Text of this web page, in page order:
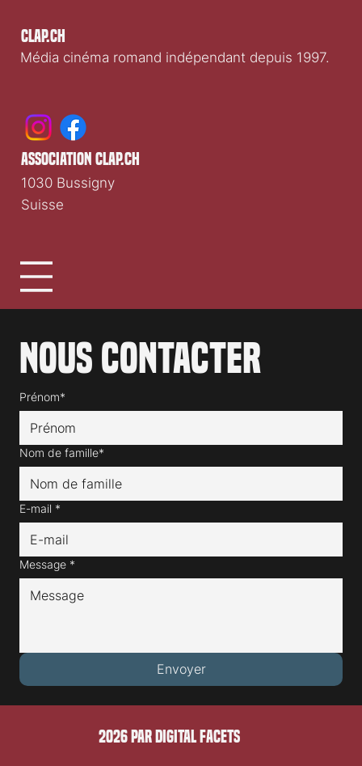
Clap.ch
Média cinéma romand indépendant depuis 1997.
Nous contacter
Prénom*
Nom de famille*
E-mail *
Message *
Envoyer
association clap.ch
1030 Bussigny
Suisse
2026 PAR DIGITAL FACETS